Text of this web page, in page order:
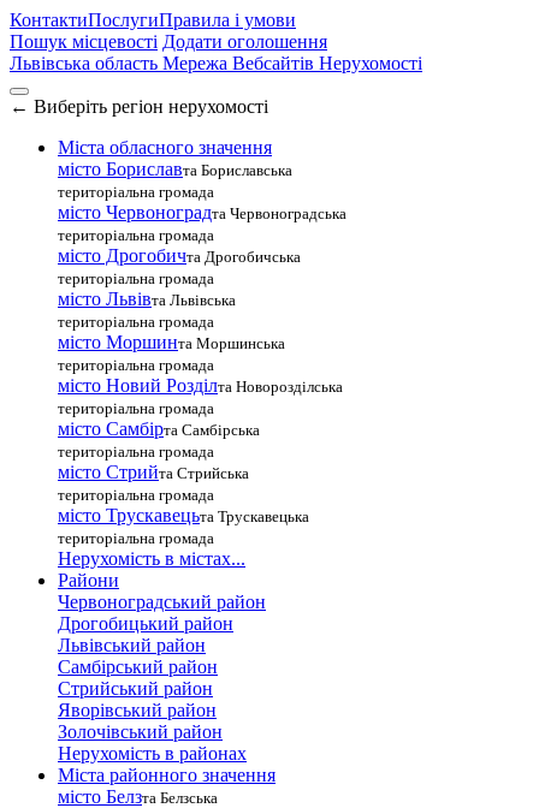
КонтактиПослугиПравила і умови
Пошук місцевості Додати оголошення
Львівська область Мережа Вебсайтів Нерухомості
← Виберіть регіон нерухомості
Міста обласного значення
місто Бориславта Бориславська
територіальна громада
місто Червоноградта Червоноградська
територіальна громада
місто Дрогобичта Дрогобичська
територіальна громада
місто Львівта Львівська
територіальна громада
місто Моршинта Моршинська
територіальна громада
місто Новий Розділта Новорозділська
територіальна громада
місто Самбірта Самбірська
територіальна громада
місто Стрийта Стрийська
територіальна громада
місто Трускавецьта Трускавецька
територіальна громада
Нерухомість в містах...
Райони
Червоноградський район
Дрогобицький район
Львівський район
Самбірський район
Стрийський район
Яворівський район
Золочівський район
Нерухомість в районах
Міста районного значення
місто Белзта Белзська